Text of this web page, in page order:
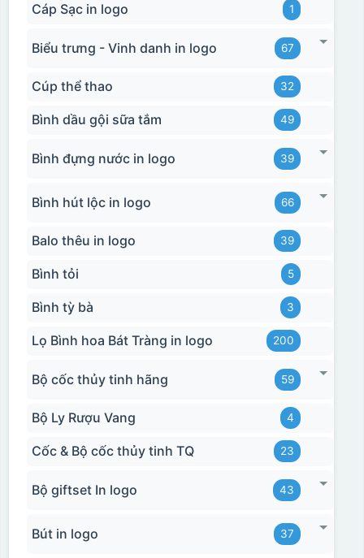
Cáp Sạc in logo 1
Biểu trưng - Vinh danh in logo 67
Cúp thể thao 32
Bình dầu gội sữa tắm 49
Bình đựng nước in logo 39
Bình hút lộc in logo 66
Balo thêu in logo 39
Bình tỏi 5
Bình tỳ bà 3
Lọ Bình hoa Bát Tràng in logo 200
Bộ cốc thủy tinh hãng 59
Bộ Ly Rượu Vang 4
Cốc & Bộ cốc thủy tinh TQ 23
Bộ giftset In logo 43
Bút in logo 37